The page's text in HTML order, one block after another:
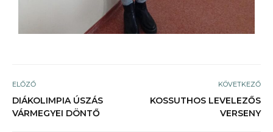
ELŐZŐ
DIÁKOLIMPIA ÚSZÁS
VÁRMEGYEI DÖNTŐ
KÖVETKEZŐ
KOSSUTHOS LEVELEZŐS
VERSENY